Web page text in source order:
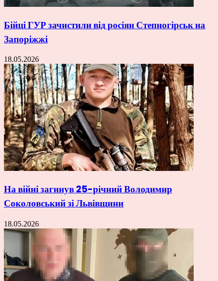
Бійці ГУР зачистили від росіян Степногірськ на
Запоріжжі
18.05.2026
На війні загинув 25-річний Володимир
Соколовський зі Львівщини
18.05.2026